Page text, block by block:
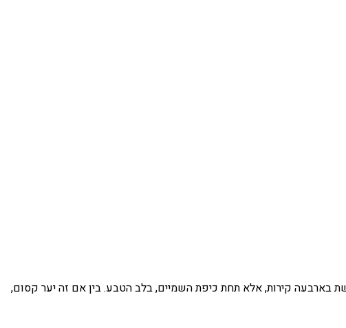
בארבעה קירות, אלא תחת כיפת השמיים, בלב הטבע. בין אם זה יער קסום,